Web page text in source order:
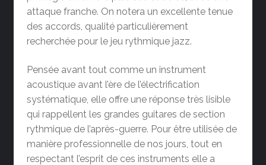
attaque franche. On notera un excellente tenue
des accords, qualité particulièrement
recherchée pour le jeu rythmique jazz.
Pensée avant tout comme un instrument
acoustique avant l’ère de l’électrification
systématique, elle offre une réponse très lisible
qui rappellent les grandes guitares de section
rythmique de l’après-guerre. Pour être utilisée de
manière professionnelle de nos jours, tout en
respectant l’esprit de ces instruments elle a